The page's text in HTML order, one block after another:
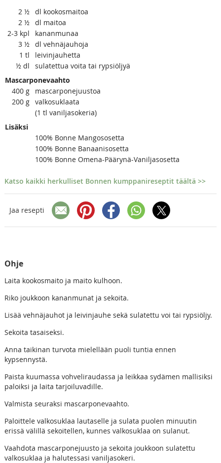
2 ½ dl kookosmaitoa
2 ½ dl maitoa
2-3 kpl
kananmunaa
3 ½ dl vehnäjauhoja
1 tl
leivinjauhetta
½ dl
sulatettua voita tai rypsiöljyä
Mascarponevaahto
400 g
mascarponejuustoa
200 g valkosuklaata
(1 tl vaniljasokeria)
Lisäksi
100% Bonne Mangososetta
100% Bonne Banaanisosetta
100% Bonne Omena-Päärynä-Vaniljasosetta
Katso kaikki herkulliset Bonnen kumppanireseptit täältä >>
Jaa resepti
Ohje
Laita kookosmaito ja maito kulhoon.
Riko joukkoon kananmunat ja sekoita.
Lisää vehnäjauhot ja leivinjauhe sekä sulatettu voi tai rypsiöljy.
Sekoita tasaiseksi.
Anna taikinan turvota mielellään puoli tuntia ennen
kypsennystä.
Paista kuumassa vohveliraudassa ja leikkaa sydämen mallisiksi
paloiksi ja laita tarjoiluvadille.
Valmista seuraksi mascarponevaahto.
Paloittele valkosuklaa lautaselle ja sulata puolen minuutin
erissä välillä sekoitellen, kunnes valkosuklaa on sulanut.
Vaahdota mascarponejuusto ja sekoita joukkoon sulatettu
valkosuklaa ja halutessasi vaniljasokeri.